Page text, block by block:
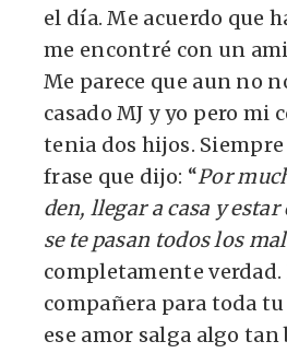
el día. Me acuerdo que
me encontré con un
Me parece que aun no
casado MJ y yo pero mi
tenia dos hijos.
frase que dijo: “Por
den, llegar a casa y
se te pasan todos los
completamente
compañera para toda tu
ese amor salga algo